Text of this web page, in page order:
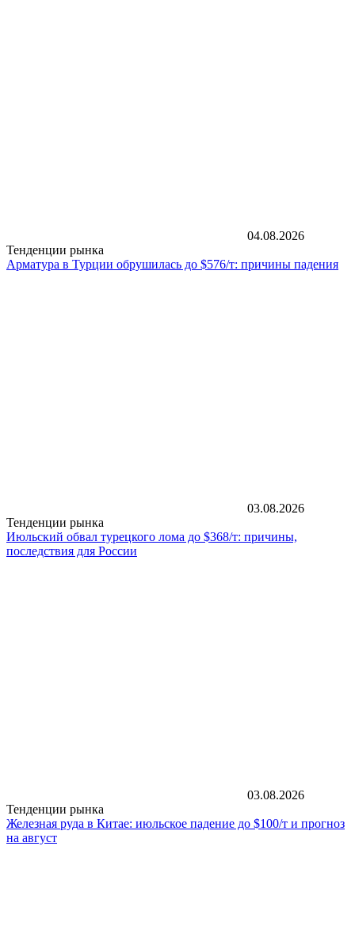
04.08.2026
Тенденции рынка
Арматура в Турции обрушилась до $576/т: причины падения
03.08.2026
Тенденции рынка
Июльский обвал турецкого лома до $368/т: причины,
последствия для России
03.08.2026
Тенденции рынка
Железная руда в Китае: июльское падение до $100/т и прогноз
на август